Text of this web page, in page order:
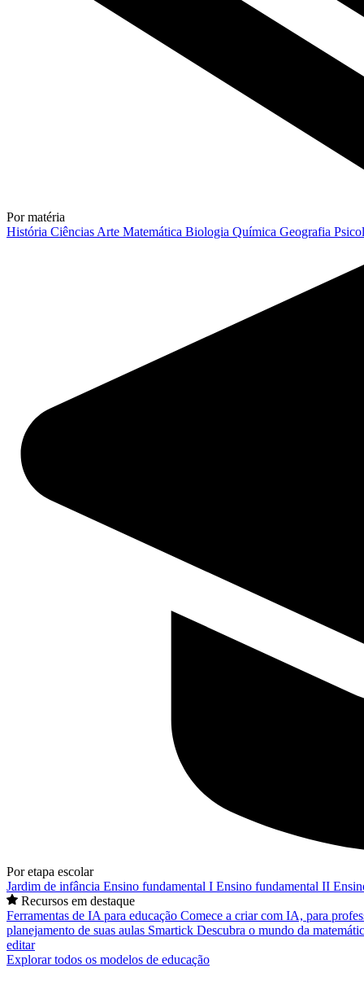
Por matéria
História Ciências Arte Matemática Biologia Química Geografia
Por etapa escolar
Jardim de infância Ensino fundamental I Ensino fundamental II
Recursos em destaque
Ferramentas de IA para educação Comece a criar com IA, para
planejamento de suas aulas Smartick Descubra o mundo da
editar
Explorar todos os modelos de educação